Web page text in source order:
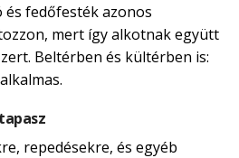
fedőfesték azonos
mert így alkotnak együtt
Beltérben és kültérben is:
repedésekre, és egyéb